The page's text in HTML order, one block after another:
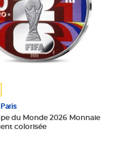
du Monde 2026 Monnaie
colorisée